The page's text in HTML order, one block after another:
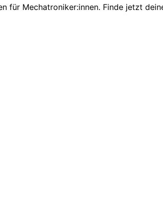
Mechatroniker:innen. Finde jetzt